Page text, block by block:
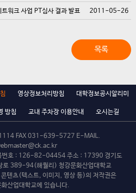
트워크 사업 PT심사 결과 발표 2011-05-26
목록
영상정보처리방침 대학정보공시알리미
방침 교내 주차장 이용안내 오시는길
FAX 031-639-5727 E-MAIL.
번호 : 126-82-04454 주소 : 17390 경기도
로 389-94(해월리) 청강문화산업대학교
텐츠(텍스트, 이미지, 영상 등)의 저작권은
화산업대학교에 있습니다.